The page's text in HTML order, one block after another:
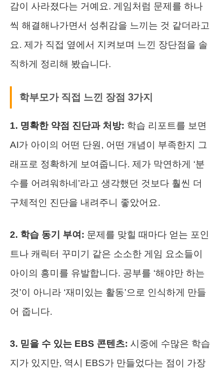
감이 사라졌다는 거예요. 게임처럼 문제를 하나
씩 해결해나가면서 성취감을 느끼는 것 같더라고
요. 제가 직접 옆에서 지켜보며 느낀 장단점을 솔
직하게 정리해 봤습니다.
학부모가 직접 느낀 장점 3가지
1. 명확한 약점 진단과 처방: 학습 리포트를 보면
AI가 아이의 어떤 단원, 어떤 개념이 부족한지 그
래프로 정확하게 보여줍니다. 제가 막연하게 ‘분
수를 어려워하네’라고 생각했던 것보다 훨씬 더
구체적인 진단을 내려주니 좋았어요.
2. 학습 동기 부여: 문제를 맞힐 때마다 얻는 포인
트나 캐릭터 꾸미기 같은 소소한 게임 요소들이
아이의 흥미를 유발합니다. 공부를 ‘해야만 하는
것’이 아니라 ‘재미있는 활동’으로 인식하게 만들
어 줍니다.
3. 믿을 수 있는 EBS 콘텐츠: 시중에 수많은 학습
지가 있지만, 역시 EBS가 만들었다는 점이 가장